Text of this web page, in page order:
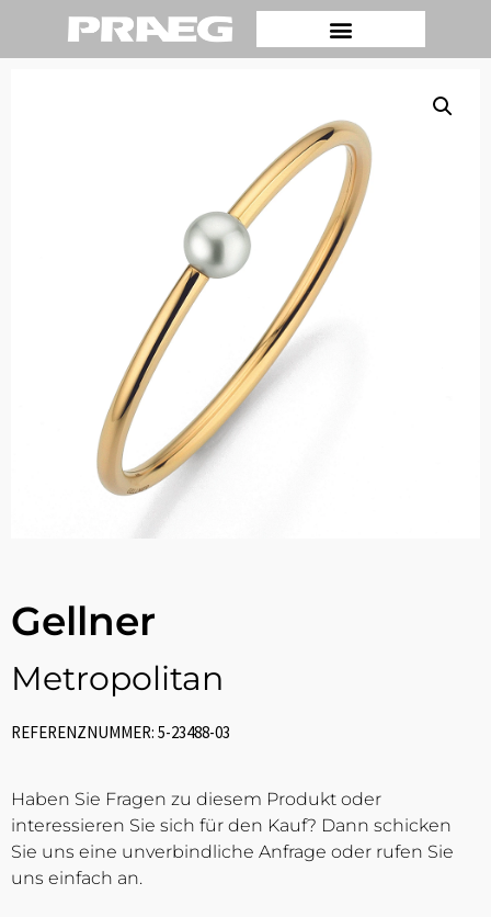
Gellner
Metropolitan
REFERENZNUMMER: 5-23488-03
Haben Sie Fragen zu diesem Produkt oder
interessieren Sie sich für den Kauf? Dann schicken
Sie uns eine unverbindliche Anfrage oder rufen Sie
uns einfach an.